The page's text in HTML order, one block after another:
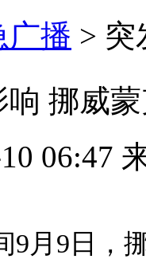
广播 > 突
响 挪威
06:47
9月9日，